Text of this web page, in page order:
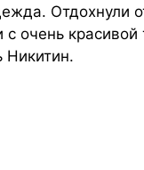
Отдохнули
очень
Никитин.